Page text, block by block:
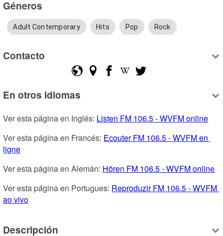
Géneros
Adult Contemporary Hits Pop Rock
Contacto
En otros idiomas
Ver esta página en Inglés: Listen FM 106.5 - WVFM online
Ver esta página en Francés: Ecouter FM 106.5 - WVFM en
ligne
Ver esta página en Alemán: Hören FM 106.5 - WVFM online
Ver esta página en Portugues: Reproduzir FM 106.5 - WVFM
ao vivo
Descripción